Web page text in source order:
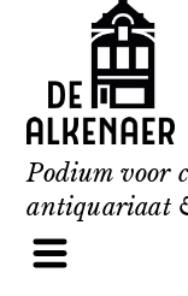
content
Podium voor
antiquariaat